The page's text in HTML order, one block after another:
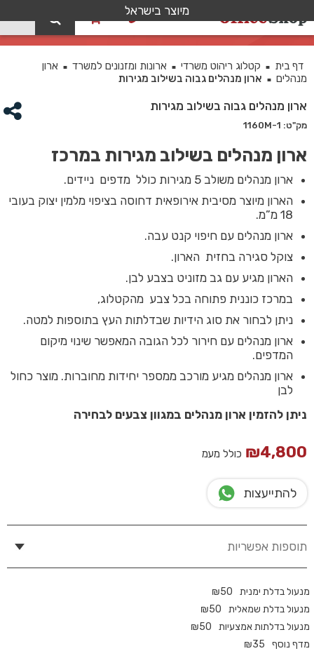
מיוצר בישראל
ארון מנהלים גבוה בשילוב מגירות
דף בית ■ קטלוג ריהוט משרדי ■ ארונות ומזנונים למשרד ■
ארון
מנהלים ■ ארון מנהלים גבוה בשילוב מגירות
ארון מנהלים גבוה בשילוב מגירות
מק"ט: 1160M-1
ארון מנהלים בשילוב מגירות במרכז
ארון מנהלים משולב 5 מגירות כולל מדפים ניידים.
הארון מיוצר מסיבית אירופאית דחוסה בציפוי מלמין יצוק בעובי
18 מ”מ.
ארון מנהלים עם חיפוי קנט עבה.
צוקל סגירה בחזית הארון.
הארון מגיע עם גב מזוניט בצבע לבן.
במרכז כוננית פתוחה בכל צבע מהקטלוג,
ניתן לבחור את סוג הידיות שבדלתות העץ בתוספות למטה.
ארון מנהלים עם חירור לכל הגובה המאפשר שינוי מיקום
המדפים.
ארון מנהלים מגיע מורכב ממספר יחידות מחוברות. מוצר כחול
לבן
ניתן להזמין ארון מנהלים במגוון צבעים לבחירה
₪4,800 כולל מעמ
להתייעצות
תוספות אפשריות
מנעול בדלת ימנית ₪50
מנעול בדלת שמאלית
₪50
מנעול בדלתות אמצעיות
₪50
מדף נוסף
₪35